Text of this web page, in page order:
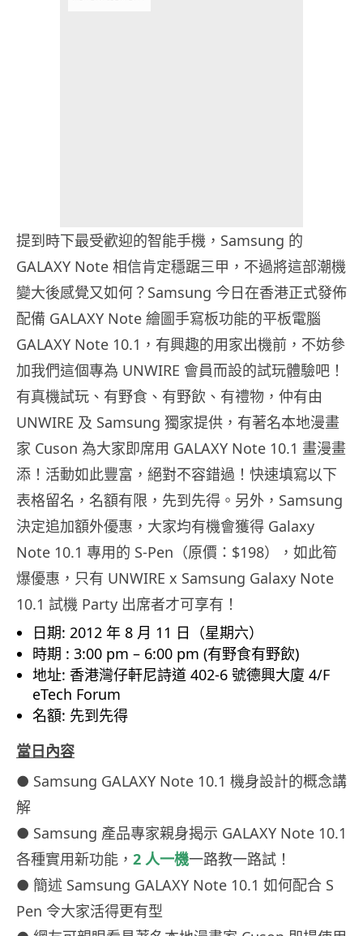
提到時下最受歡迎的智能手機，Samsung 的
GALAXY Note 相信肯定穩踞三甲，不過將這部潮機
變大後感覺又如何？Samsung 今日在香港正式發佈
配備 GALAXY Note 繪圖手寫板功能的平板電腦
GALAXY Note 10.1，有興趣的用家出機前，不妨參
加我們這個專為 UNWIRE 會員而設的試玩體驗吧！
有真機試玩、有野食、有野飲、有禮物，仲有由
UNWIRE 及 Samsung 獨家提供，有著名本地漫畫
家 Cuson 為大家即席用 GALAXY Note 10.1 畫漫畫
添！活動如此豐富，絕對不容錯過！快速填寫以下
表格留名，名額有限，先到先得。另外，Samsung
決定追加額外優惠，大家均有機會獲得 Galaxy
Note 10.1 專用的 S-Pen（原價：$198），如此筍
爆優惠，只有 UNWIRE x Samsung Galaxy Note
10.1 試機 Party 出席者才可享有！
日期: 2012 年 8 月 11 日（星期六）
時期 : 3:00 pm – 6:00 pm (有野食有野飲)
地址: 香港灣仔軒尼詩道 402-6 號德興大廈 4/F
eTech Forum
名額: 先到先得
當日內容
● Samsung GALAXY Note 10.1 機身設計的概念講
解
● Samsung 產品專家親身揭示 GALAXY Note 10.1
各種實用新功能， 2 人一機一路教一路試！
● 簡述 Samsung GALAXY Note 10.1 如何配合 S
Pen 令大家活得更有型